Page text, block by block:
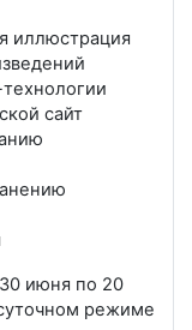
иллюстрация
сайт
июня по 20
режиме